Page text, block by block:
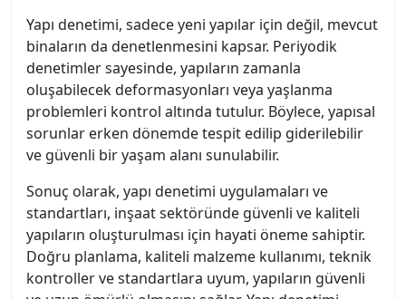
Yapı denetimi, sadece yeni yapılar için değil, mevcut
binaların da denetlenmesini kapsar. Periyodik
denetimler sayesinde, yapıların zamanla
oluşabilecek deformasyonları veya yaşlanma
problemleri kontrol altında tutulur. Böylece, yapısal
sorunlar erken dönemde tespit edilip giderilebilir
ve güvenli bir yaşam alanı sunulabilir.
Sonuç olarak, yapı denetimi uygulamaları ve
standartları, inşaat sektöründe güvenli ve kaliteli
yapıların oluşturulması için hayati öneme sahiptir.
Doğru planlama, kaliteli malzeme kullanımı, teknik
kontroller ve standartlara uyum, yapıların güvenli